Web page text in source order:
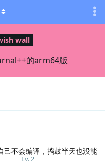
wall
的arm64版
Lv.2
不会编译，捣鼓半天也没能